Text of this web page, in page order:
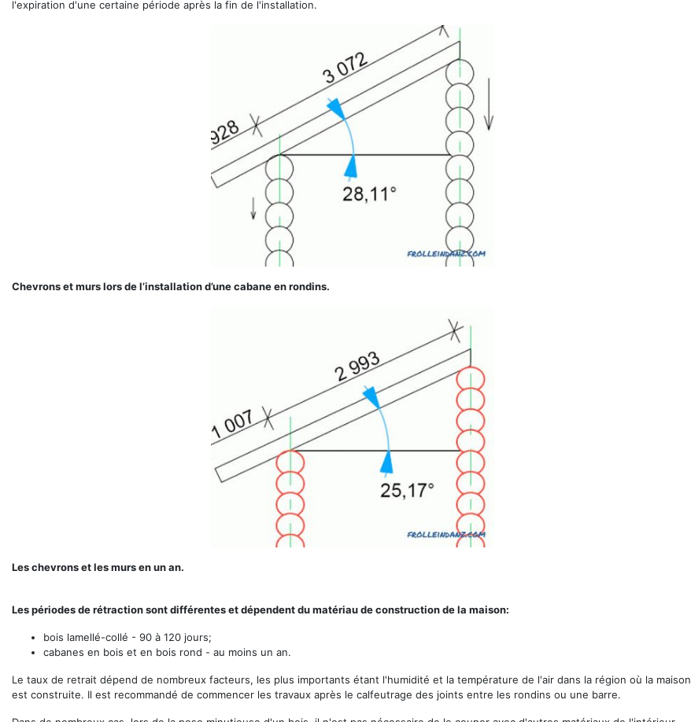
l'expiration d'une certaine période après la fin de l'installation.
Chevrons et murs lors de l’installation d’une cabane en rondins.
Les chevrons et les murs en un an.
Les périodes de rétraction sont différentes et dépendent du matériau de construction de la maison:
bois lamellé-collé - 90 à 120 jours;
cabanes en bois et en bois rond - au moins un an.
Le taux de retrait dépend de nombreux facteurs, les plus importants étant l'humidité et la température de l'air dans la région où la maison
est construite. Il est recommandé de commencer les travaux après le calfeutrage des joints entre les rondins ou une barre.